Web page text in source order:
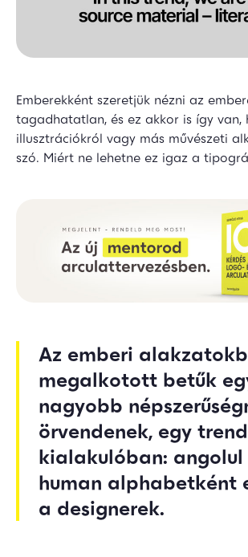
Emberekként szeretjük nézni az
tagadhatatlan, és ez akkor is így van,
illusztrációkról vagy más művészeti
szó. Miért ne lehetne ez igaz a
Az emberi
megalkotott betűk
nagyobb
örvendenek, egy
kialakulóban: angolul
human alphabetként
a designerek.